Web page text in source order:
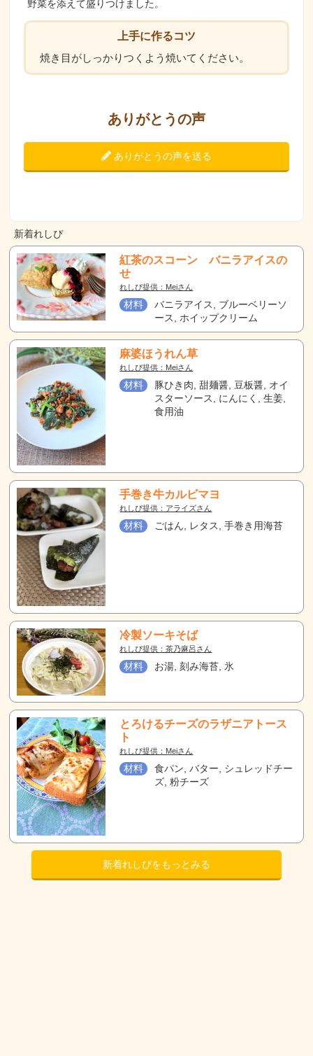
野菜を添えて盛りつけました。
上手に作るコツ
焼き目がしっかりつくよう焼いてください。
ありがとうの声
ありがとうの声を送る
新着れしぴ
紅茶のスコーン バニラアイスの
せ
れしぴ提供：Meiさん
材料
バニラアイス, ブルーベリーソ
ース, ホイップクリーム
麻婆ほうれん草
れしぴ提供：Meiさん
材料
豚ひき肉, 甜麺醤, 豆板醤, オイ
スターソース, にんにく, 生姜,
食用油
手巻き牛カルビマヨ
れしぴ提供：アライズさん
材料 ごはん, レタス, 手巻き用海苔
冷製ソーキそば
れしぴ提供：茶乃麻呂さん
材料 お湯, 刻み海苔, 氷
とろけるチーズのラザニアトース
ト
れしぴ提供：Meiさん
材料
食パン, バター, シュレッドチー
ズ, 粉チーズ
新着れしぴをもっとみる